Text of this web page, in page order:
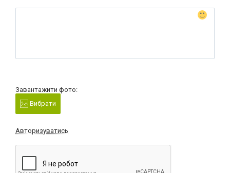
Завантажити фото:
Вибрати
Авторизуватись